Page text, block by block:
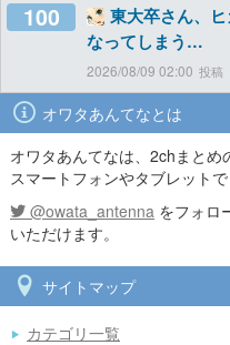
100
東大卒さん、
なってしまう…
2026/08/09 02:00
オワタあんてなとは
オワタあんてなは、2chまとめ
スマートフォンやタブレット
@owata_antenna をフォロ
いただけます。
サイトマップ
カテゴリ一覧